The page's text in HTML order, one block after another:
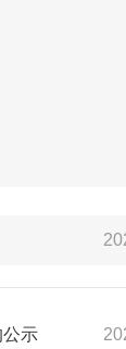
公示